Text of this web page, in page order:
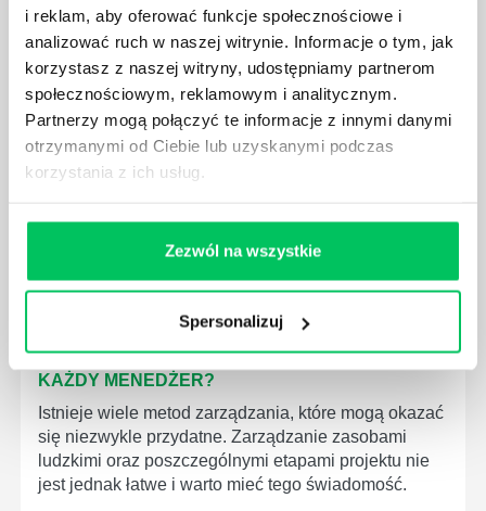
i reklam, aby oferować funkcje społecznościowe i
analizować ruch w naszej witrynie. Informacje o tym, jak
korzystasz z naszej witryny, udostępniamy partnerom
społecznościowym, reklamowym i analitycznym.
Partnerzy mogą połączyć te informacje z innymi danymi
otrzymanymi od Ciebie lub uzyskanymi podczas
korzystania z ich usług.
Zezwól na wszystkie
Spersonalizuj
JAK BRYGADZISTA MOŻE ROZWINĄĆ SWOJE
KOMPETENCJE MENEDŻERSKIE?
Menedżer to niezwykle ważne stanowisko w każdej
firmie. Osoba je pełniąca jest w pełni odpowiedzialna
za realizację działań podległych mu osób oraz
JAKĄ METODĘ ZARZĄDZANIA POWINIEN ZNAĆ
KAŻDY MENEDŻER?
Istnieje wiele metod zarządzania, które mogą okazać
się niezwykle przydatne. Zarządzanie zasobami
ludzkimi oraz poszczególnymi etapami projektu nie
jest jednak łatwe i warto mieć tego świadomość.